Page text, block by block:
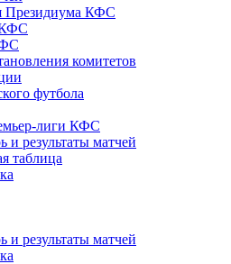
Президиума КФС
комитетов
футбола
лиги КФС
и результаты матчей
таблица
и результаты матчей